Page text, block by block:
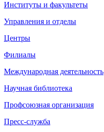
Институты и факультеты
Управления и отделы
Центры
Филиалы
Международная деятельность
Научная библиотека
Профсоюзная организация
Пресс-служба